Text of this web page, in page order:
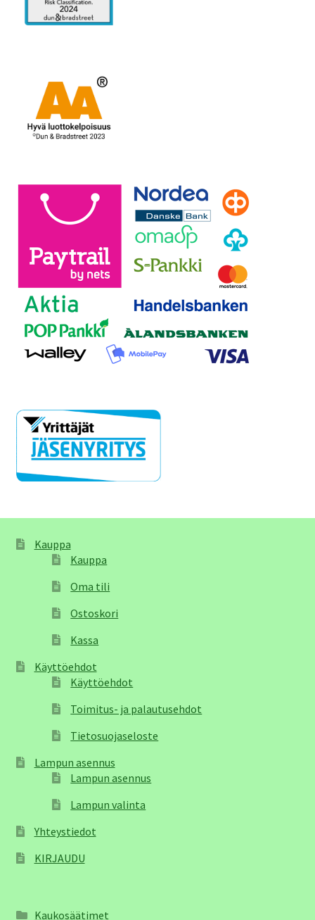
Kauppa
Kauppa
Oma tili
Ostoskori
Kassa
Käyttöehdot
Käyttöehdot
Toimitus- ja palautusehdot
Tietosuojaseloste
Lampun asennus
Lampun asennus
Lampun valinta
Yhteystiedot
KIRJAUDU
Kaukosäätimet